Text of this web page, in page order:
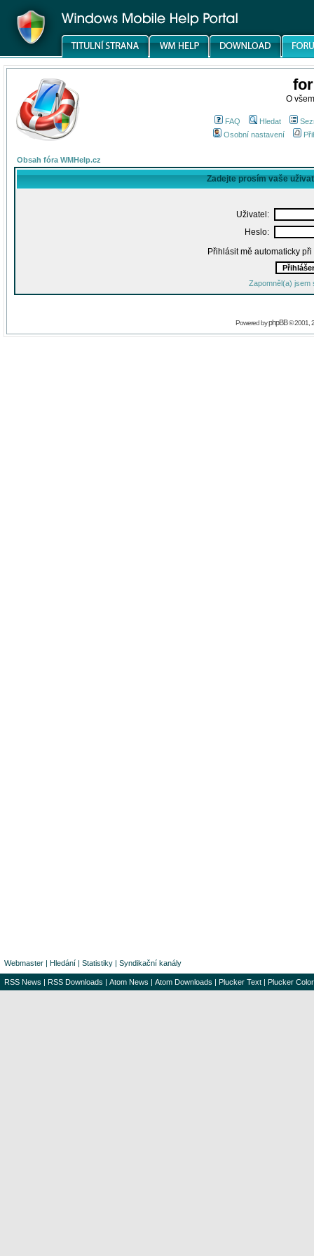
O
FAQ Hledat
Osobní nastavení
Obsah fóra WMHelp.cz
Zadejte prosím vaše
Uživatel:
Heslo:
Přihlásit mě automaticky
Zapomněl(a) jsem
Powered byphpBB© 2001,
Webmaster | Hledání | Statistiky | Syndikační kanály
RSS News | RSS Downloads | Atom News | Atom Downloads | Plucker Text | Plucker Color